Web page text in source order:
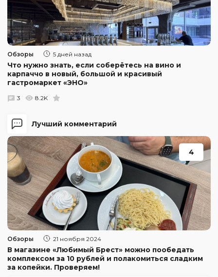
Лучший комментарий
4
Обзоры 21 ноября 2024
В магазине «Любимый Брест» можно пообедать
комплексом за 10 рублей и полакомиться сладким
за копейки. Проверяем!
Обзоры 5 дней назад
Что нужно знать, если соберётесь на вино и
карпаччо в новый, большой и красивый
гастромаркет «ЭНО»
3 8.2K